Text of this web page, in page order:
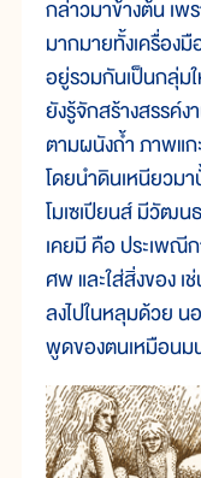
กล่าวมาข้างต้น เพ
มากมายทั้งเครื่องมื
อยู่รวมกันเป็นกลุ่ม
ยังรู้จักสร้างสรรค์
ตามผนังถ้ำ ภาพแ
โดยนำดินเหนียวม
โมเซเปียนส์ มีวัฒ
เคยมี คือ ประเพณี
ศพ และใส่สิ่งของ เ
ลงไปในหลุมด้วย น
พูดของตนเหมือน